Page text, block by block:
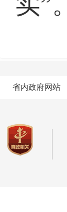
省内政府网站